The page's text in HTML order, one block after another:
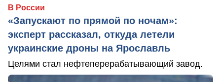
В России
«Запускают по прямой по ночам»:
эксперт рассказал, откуда летели
украинские дроны на Ярославль
Целями стал нефтеперерабатывающий завод.